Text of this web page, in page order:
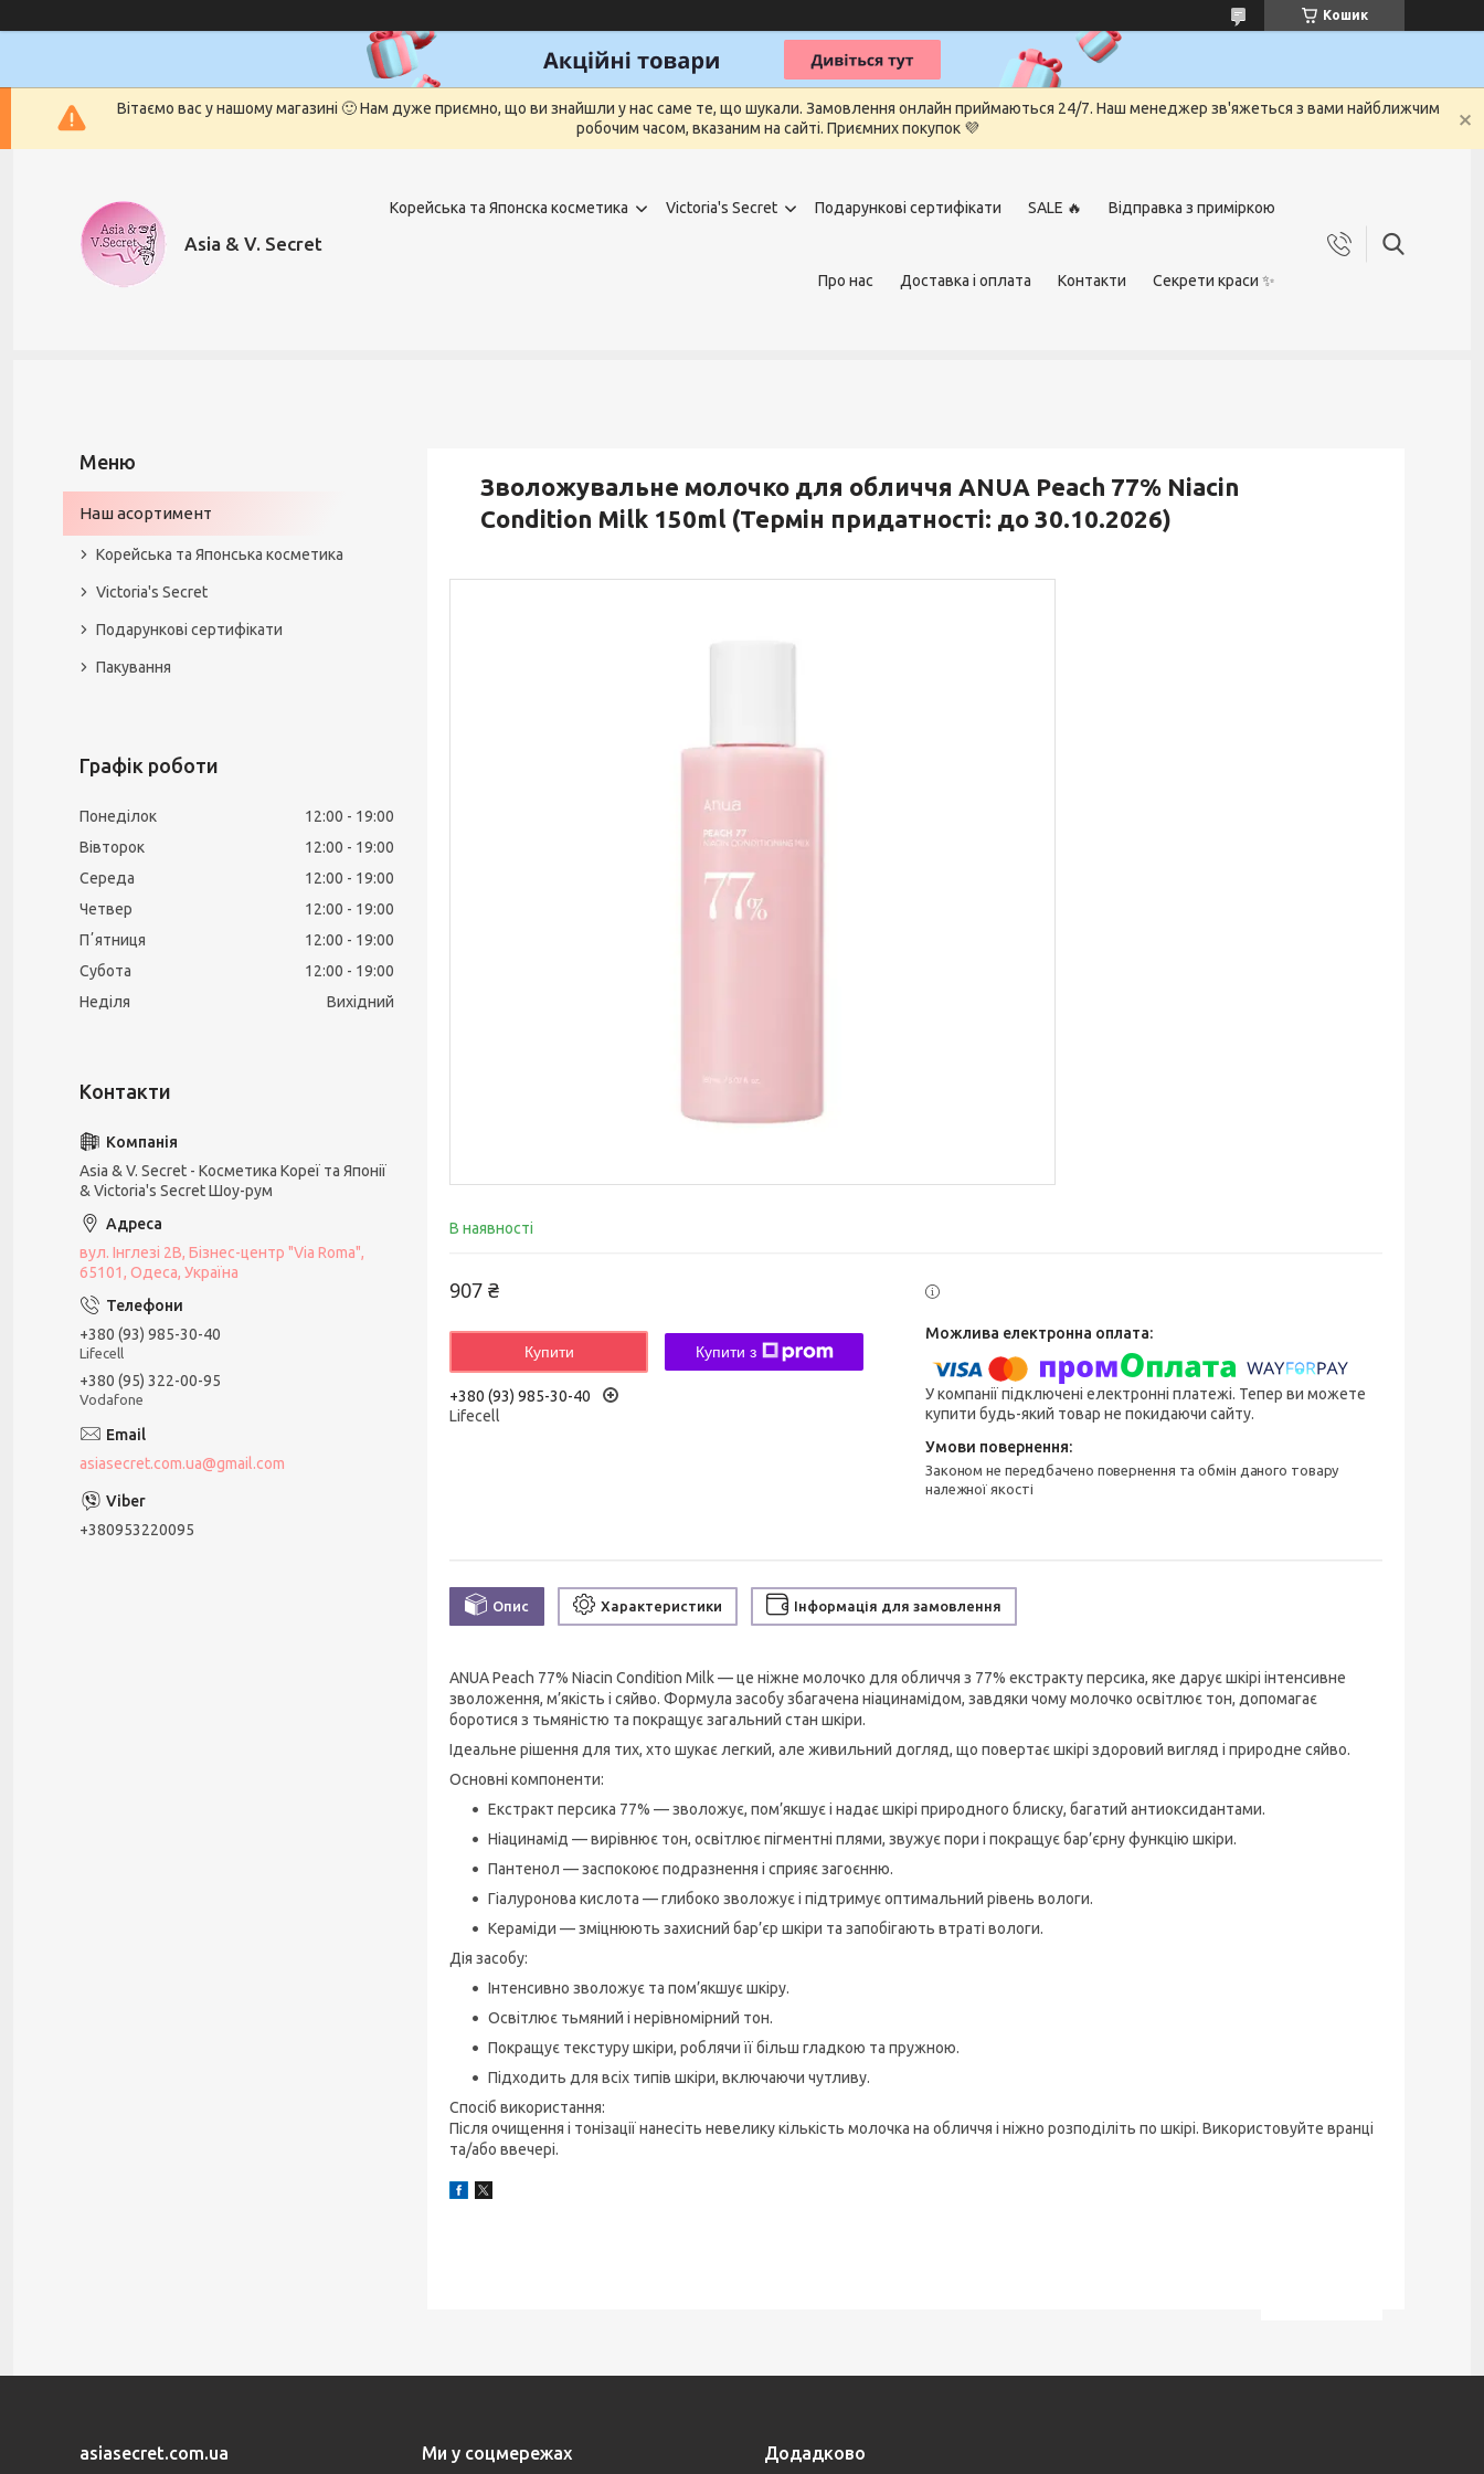
Кошик
Вітаємо вас у нашому магазині 🙂 Нам дуже приємно, що ви знайшли у нас саме те, що шукали. Замовлення онлайн приймаються 24/7. Наш менеджер зв'яжеться з вами найближчим
робочим часом, вказаним на сайті. Приємних покупок 💜
Asia & V. Secret
Корейська та Японска косметика Victoria's Secret Подарункові сертифікати SALE 🔥 Відправка з приміркою
Про нас Доставка і оплата Контакти Секрети краси ✨
Зволожувальне молочко для обличчя ANUA Peach 77% Niacin
Condition Milk 150ml (Термін придатності: до 30.10.2026)
В наявності
907 ₴
Купити Купити з
+380 (93) 985-30-40
Lifecell
У компанії підключені електронні платежі. Тепер ви можете
купити будь-який товар не покидаючи сайту.
Законом не передбачено повернення та обмін даного товару
належної якості
Опис Характеристики Інформація для замовлення
ANUA Peach 77% Niacin Condition Milk — це ніжне молочко для обличчя з 77% екстракту персика, яке дарує шкірі інтенсивне
зволоження, м’якість і сяйво. Формула засобу збагачена ніацинамідом, завдяки чому молочко освітлює тон, допомагає
боротися з тьмяністю та покращує загальний стан шкіри.
Ідеальне рішення для тих, хто шукає легкий, але живильний догляд, що повертає шкірі здоровий вигляд і природне сяйво.
Основні компоненти:
Екстракт персика 77% — зволожує, пом’якшує і надає шкірі природного блиску, багатий антиоксидантами.
Ніацинамід — вирівнює тон, освітлює пігментні плями, звужує пори і покращує бар’єрну функцію шкіри.
Пантенол — заспокоює подразнення і сприяє загоєнню.
Гіалуронова кислота — глибоко зволожує і підтримує оптимальний рівень вологи.
Кераміди — зміцнюють захисний бар’єр шкіри та запобігають втраті вологи.
Дія засобу:
Інтенсивно зволожує та пом’якшує шкіру.
Освітлює тьмяний і нерівномірний тон.
Покращує текстуру шкіри, роблячи її більш гладкою та пружною.
Підходить для всіх типів шкіри, включаючи чутливу.
Спосіб використання:
Після очищення і тонізації нанесіть невелику кількість молочка на обличчя і ніжно розподіліть по шкірі. Використовуйте вранці
та/або ввечері.
Наш асортимент
Корейська та Японська косметика
Victoria's Secret
Подарункові сертифікати
Пакування
Графік роботи
Понеділок 12:00
19:00
Вівторок
12:00
19:00
Середа
12:00
19:00
Четвер
12:00
19:00
Пʼятниця
12:00
19:00
Субота
12:00
19:00
Неділя
Вихідний
Asia & V. Secret - Косметика Кореї та Японії
& Victoria's Secret Шоу-рум
вул. Інглезі 2В, Бізнес-центр "Via Roma",
65101, Одеса, Україна
+380 (93) 985-30-40
Lifecell
+380 (95) 322-00-95
Vodafone
asiasecret.com.ua@gmail.com
+380953220095
asiasecret.com.ua Ми у соцмережах Додадково